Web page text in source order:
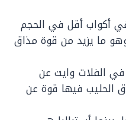
أكواب أقل في الحجم
ما يزيد من قوة مذاق
الفلات وايت عن
الحليب فيها قوة عن